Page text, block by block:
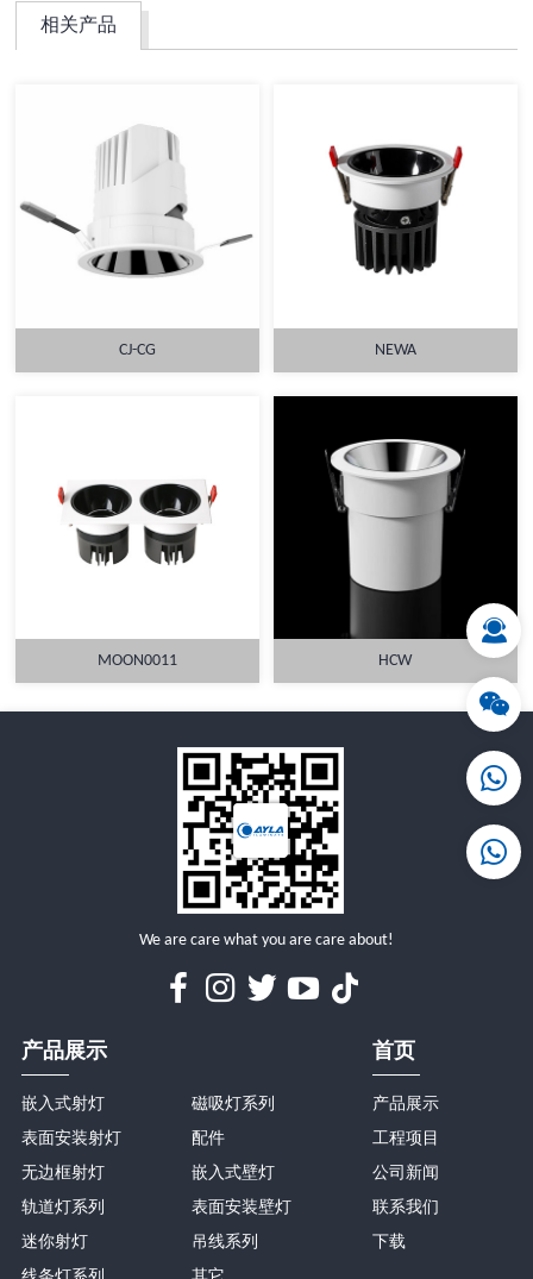
相关产品
详情
CJ-CG
详情
NEWA
MOON0011 HCW
We are care what you are care about!
产品展示
嵌入式射灯
表面安装射灯
无边框射灯
轨道灯系列
迷你射灯
磁吸灯系列
配件
嵌入式壁灯
表面安装壁灯
吊线系列
首页
产品展示
工程项目
公司新闻
联系我们
下载